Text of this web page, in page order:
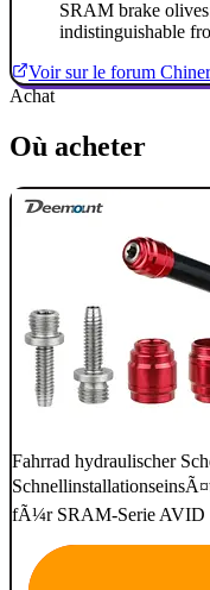
SRAM brake
indistinguishable
Voir sur le forum
Achat
Où acheter
Fahrrad hydraulischer
fÃ¼r SRAM-Serie AVID